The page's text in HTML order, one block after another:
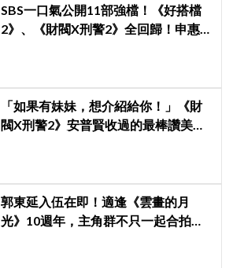
SBS一口氣公開11部強檔！《好搭檔
2》、《財閥X刑警2》全回歸！申惠
「如果有妹妹，想介紹給你！」《財
閥X刑警2》安普賢收過的最棒讚美，
郭東延入伍在即！適逢《雲畫的月
光》10週年，主角群不只一起合拍畫